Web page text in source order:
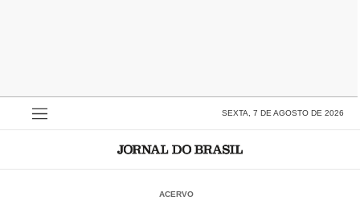
SEXTA, 7 DE AGOSTO DE 2026
ACERVO